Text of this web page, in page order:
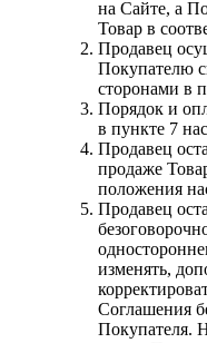
на Сайте, а
Товар в
Продавец
Покупателю
сторонами в
Порядок и
в пункте 7
Продавец
продаже
положения
Продавец
изменять,
Соглашения
Покупателя.